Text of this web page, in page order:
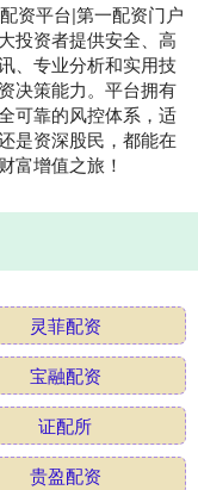
资平台|第一配资门户
投资者提供安全、高
、专业分析和实用技
决策能力。平台拥有
可靠的风控体系，适
是资深股民，都能在
富增值之旅！
灵菲配资
宝融配资
证配所
贵盈配资